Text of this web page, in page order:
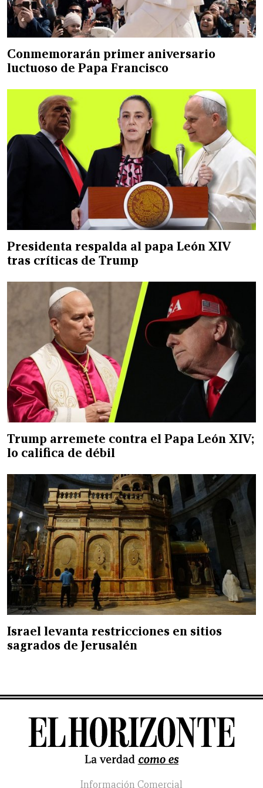
Conmemorarán primer aniversario
luctuoso de Papa Francisco
Presidenta respalda al papa León XIV
tras críticas de Trump
Trump arremete contra el Papa León XIV;
lo califica de débil
Israel levanta restricciones en sitios
sagrados de Jerusalén
Información Comercial